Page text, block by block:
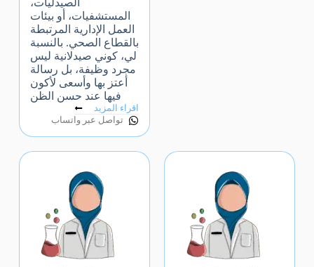
الصيدليات،
المستشفيات، أو بيئات
العمل الإدارية المرتبطة
بالقطاع الصحي. بالنسبة
لي، كوني صيدلانية ليس
مجرد وظيفة، بل رسالة
أعتز بها وأسعى لأكون
فيها عند حسن الظن
اقراء المزيد
تواصل عبر واتساب